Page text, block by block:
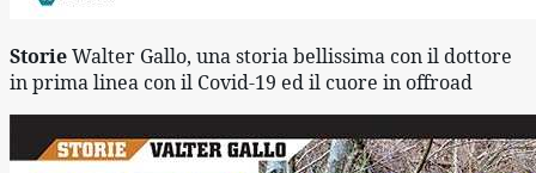
Storie Walter Gallo, una storia bellissima con il dottore
in prima linea con il Covid-19 ed il cuore in offroad